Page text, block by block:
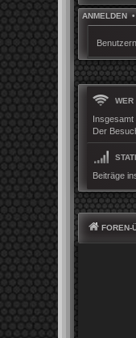
ANMELDEN •
WER
Insgesamt
Der
Beiträge
FOREN-